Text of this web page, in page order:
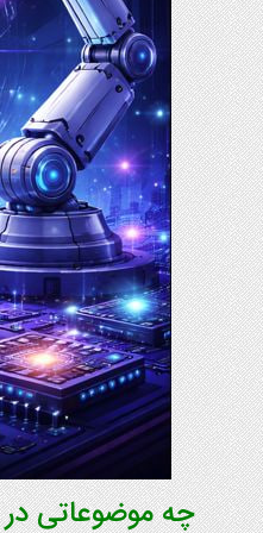
چه موضوعاتی